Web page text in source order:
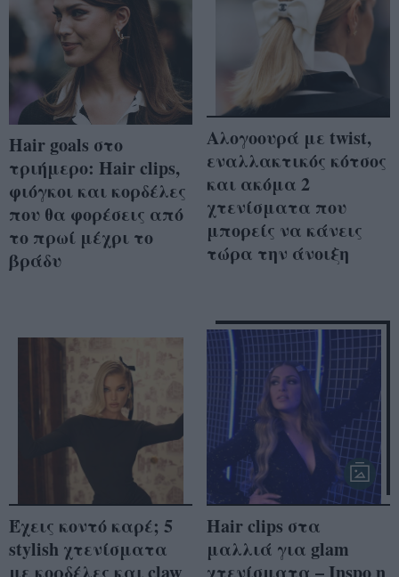
Hair goals στο
τριήμερο: Hair clips,
φιόγκοι και κορδέλες
που θα φορέσεις από
το πρωί μέχρι το
βράδυ
Αλογοουρά με twist,
εναλλακτικός κότσος
και ακόμα 2
χτενίσματα που
μπορείς να κάνεις
τώρα την άνοιξη
Έχεις κοντό καρέ; 5
stylish χτενίσματα
Hair clips στα
μαλλιά για glam